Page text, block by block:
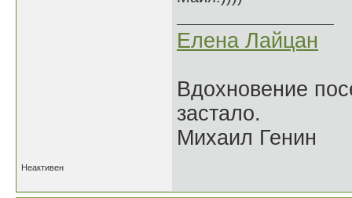
Елена Лайцан
Вдохновение
застало.
Михаил Генин
Неактивен